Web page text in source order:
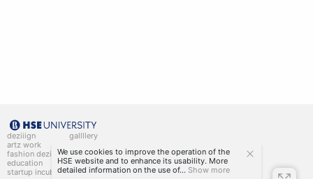
deziiign
artz work
fashion deziiign
education
startup incubator
gallllery
kiiids.art
We use cookies to improve the operation of the
HSE website and to enhance its usability. More
detailed information on the use of... Show more